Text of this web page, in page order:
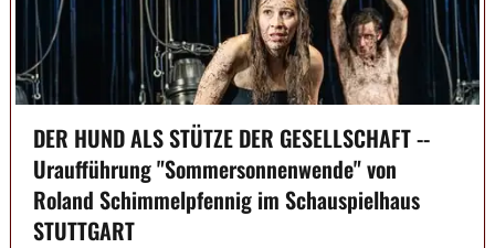
DER HUND ALS STÜTZE DER GESELLSCHAFT --
Uraufführung "Sommersonnenwende" von
Roland Schimmelpfennig im Schauspielhaus
STUTTGART